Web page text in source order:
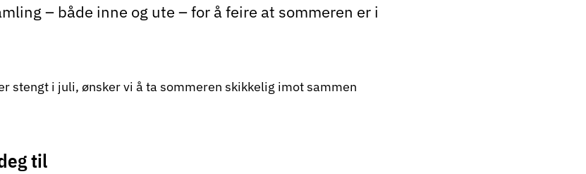
– både inne og ute – for å feire at sommeren er i
stengt i juli, ønsker vi å ta sommeren skikkelig imot sammen
til